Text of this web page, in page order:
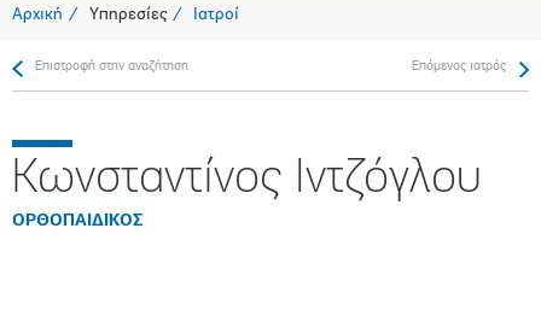
Αρχική Υπηρεσίες Ιατροί
Επιστροφή στην αναζήτηση Επόμενος ιατρός
Κωνσταντίνος Ιντζόγλου
ΟΡΘΟΠΑΙΔΙΚΟΣ